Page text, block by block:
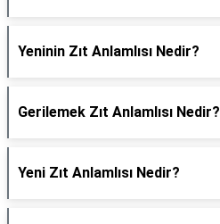
Yeninin Zıt Anlamlısı Nedir?
Gerilemek Zıt Anlamlısı Nedir?
Yeni Zıt Anlamlısı Nedir?